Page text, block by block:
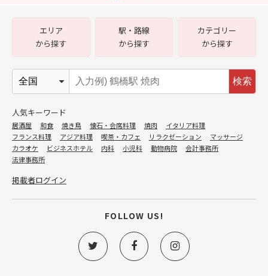
エリア
から探す
駅・路線
から探す
カテゴリー
から探す
検索
人気キーワード
居酒屋 和食 焼き鳥 懐石・会席料理 焼肉
イタリア料理
フランス料理
アジア料理 喫茶・カフェ リラクゼーション
マッサージ
カラオケ
ビジネスホテル 内科 小児科 動物病院
会計事務所
法律事務所
掲載者ログイン
FOLLOW US!